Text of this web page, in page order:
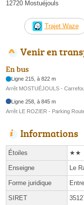
12720 Mostuéjouls
Trajet Waze
Venir en
En bus
Ligne 215, à 822 m
Arrêt MOSTUÉJOULS -
Ligne 258, à 845 m
Arrêt LE ROZIER - Parking
Informations
Étoiles ★★
Enseigne Le
Forme juridique
SIRET